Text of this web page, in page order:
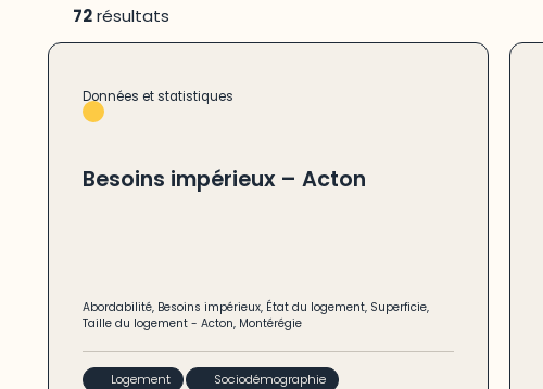
72résultats
Données et statistiques
Besoins impérieux – Acton
Abordabilité, Besoins impérieux, État du logement, Superficie,
Taille du logement- Acton, Montérégie
Logement Sociodémographie